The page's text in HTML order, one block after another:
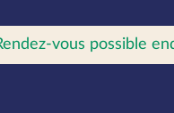
vous possible